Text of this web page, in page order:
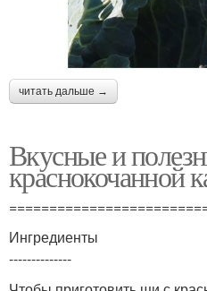
читать дальше →
Вкусные и
краснокочанной
Ингредиенты
--------------